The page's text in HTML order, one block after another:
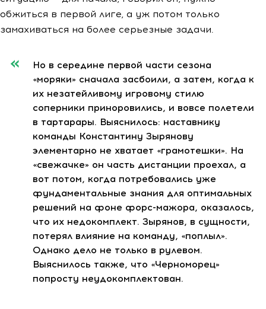
обжиться в первой лиге, а уж потом только
замахиваться на более серьезные задачи.
Но в середине первой части сезона
«моряки» сначала засбоили, а затем, когда к
их незатейливому игровому стилю
соперники приноровились, и вовсе полетели
в тартарары. Выяснилось: наставнику
команды Константину Зырянову
элементарно не хватает «грамотешки». На
«свежачке» он часть дистанции проехал, а
вот потом, когда потребовались уже
фундаментальные знания для оптимальных
решений на фоне форс-мажора, оказалось,
что их недокомплект. Зырянов, в сущности,
потерял влияние на команду, «поплыл».
Однако дело не только в рулевом.
Выяснилось также, что «Черноморец»
попросту неудокомплектован.